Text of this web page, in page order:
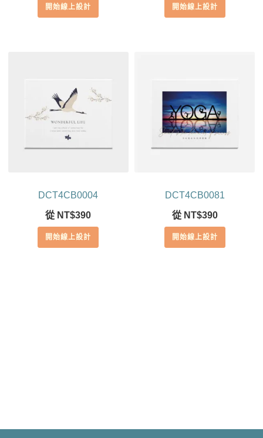
開始線上設計 開始線上設計
DCT4CB0004
從 NT$390
開始線上設計
DCT4CB0081
從 NT$390
開始線上設計